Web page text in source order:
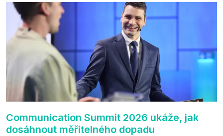
zúčastnit i příštího ročníku. „Příjemná konference,
výborný program, hezké prostory, Daniel Stach
absolutně nejlepší moderátor!!!“ Tak shrnul
Communication Summit jeden z 330 účastníků ve
své zpětné vazbě. Ta potvrdila, co bylo slyšet i
cítit po celý 9. červen v Pragovce – že ročník s
tématem „Od chaosu k dopadu“ se skutečně
povedl.
Communication Summit 2026 ukáže, jak
dosáhnout měřitelného dopadu